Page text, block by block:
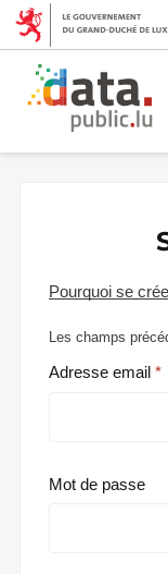
Pourquoi se
Les champs
Adresse email
Mot de passe